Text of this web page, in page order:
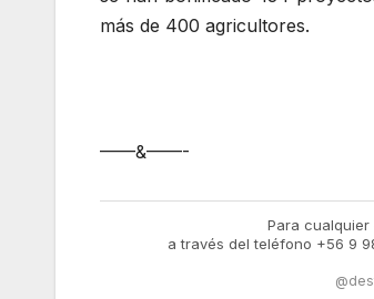
más de 400 agricultores.
——&——-
Para
a través del teléfono +56 9